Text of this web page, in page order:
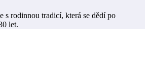
s rodinnou tradicí, která se dědí po
let.